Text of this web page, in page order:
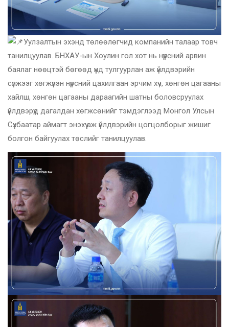
Уулзалтын эхэнд төлөөлөгчид компанийн талаар товч
танилцуулав. БНХАУ-ын Хоулин гол хот нь нүүрсний арвин
баялаг нөөцтэй бөгөөд үүнд тулгуурлан аж үйлдвэрийн
сүлжээг хөгжүүлэн нүүрсний цахилгаан эрчим хүч, хөнгөн цагааны
хайлш, хөнгөн цагааны дараагийн шатны боловсруулах
үйлдвэрүүд дагалдан хөгжсөнийг тэмдэглээд Монгол Улсын
Сүхбаатар аймагт энэхүү аж үйлдвэрийн цогцолборыг жишиг
болгон байгуулах төслийг танилцуулав.